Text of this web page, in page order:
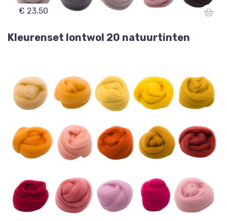
€ 23,50
Kleurenset lontwol 20 natuurtinten